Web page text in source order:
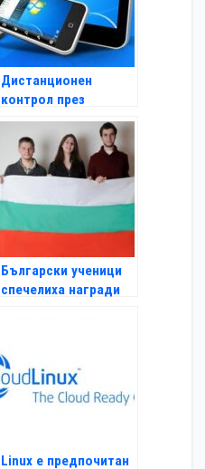
Дистанционен
контрол през
мобилния апарат
Български ученици
спечелиха награди
Linux е предпочитан